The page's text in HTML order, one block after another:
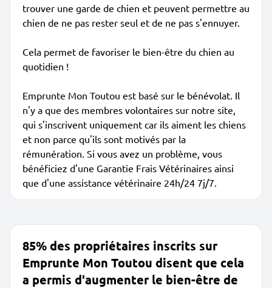
trouver une garde de chien et peuvent permettre au
chien de ne pas rester seul et de ne pas s'ennuyer.
Cela permet de favoriser le bien-être du chien au
quotidien !
Emprunte Mon Toutou est basé sur le bénévolat. Il
n'y a que des membres volontaires sur notre site,
qui s'inscrivent uniquement car ils aiment les chiens
et non parce qu'ils sont motivés par la
rémunération. Si vous avez un problème, vous
bénéficiez d'une Garantie Frais Vétérinaires ainsi
que d'une assistance vétérinaire 24h/24 7j/7.
85% des propriétaires inscrits sur
Emprunte Mon Toutou disent que cela
a permis d'augmenter le bien-être de